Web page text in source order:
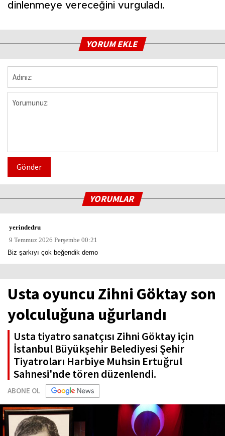
dinlenmeye vereceğini vurguladı.
YORUM EKLE
Gönder
YORUMLAR
yerindedru
9 Temmuz 2026 Perşembe 00:21
Biz şarkıyı çok beğendik demo
Usta oyuncu Zihni Göktay son
yolculuğuna uğurlandı
Usta tiyatro sanatçısı Zihni Göktay için
İstanbul Büyükşehir Belediyesi Şehir
Tiyatroları Harbiye Muhsin Ertuğrul
Sahnesi'nde tören düzenlendi.
ABONE OL